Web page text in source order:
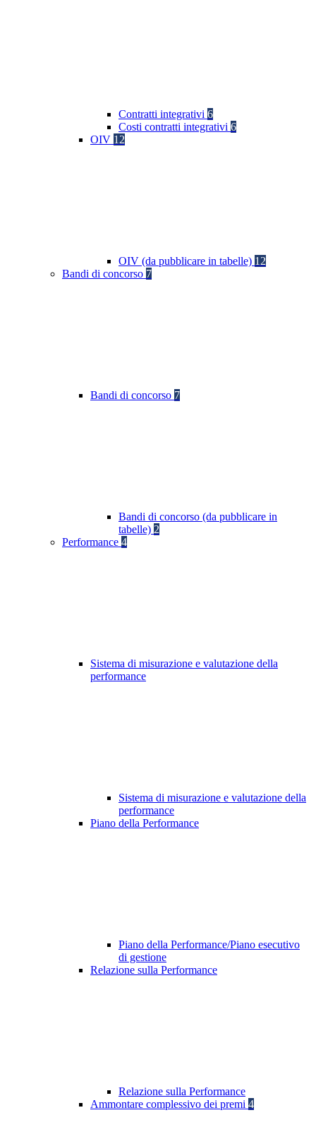
Contratti integrativi 6
Costi contratti integrativi 6
OIV 12
OIV (da pubblicare in tabelle) 12
Bandi di concorso 7
Bandi di concorso 7
Bandi di concorso (da pubblicare in
tabelle) 2
Performance 4
Sistema di misurazione e valutazione della
performance
Sistema di misurazione e valutazione della
performance
Piano della Performance
Piano della Performance/Piano esecutivo
di gestione
Relazione sulla Performance
Relazione sulla Performance
Ammontare complessivo dei premi 4